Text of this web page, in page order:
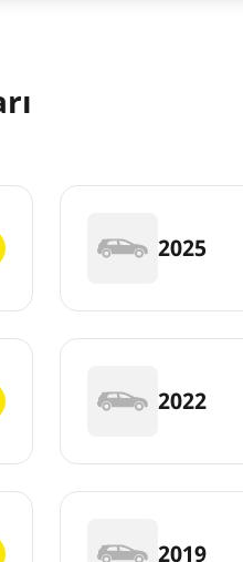
2025
2022
2019